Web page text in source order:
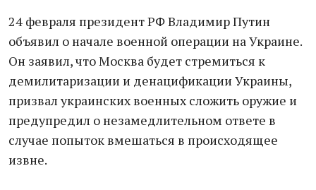
24 февраля президент РФ Владимир Путин
объявил о начале военной операции на Украине.
Он заявил, что Москва будет стремиться к
демилитаризации и денацификации Украины,
призвал украинских военных сложить оружие и
предупредил о незамедлительном ответе в
случае попыток вмешаться в происходящее
извне.